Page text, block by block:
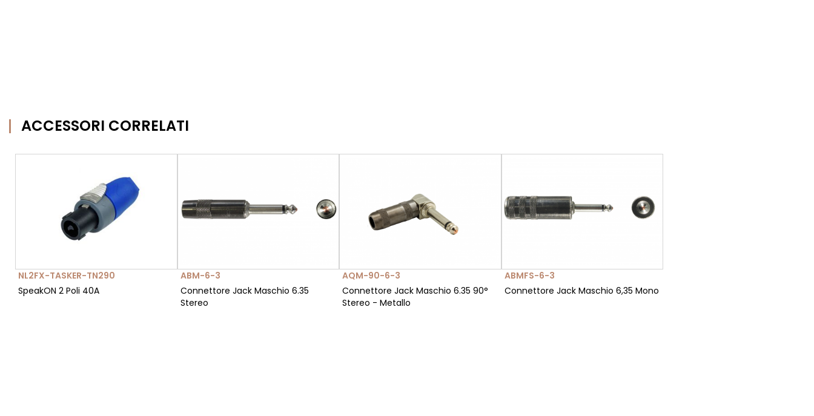
ACCESSORI CORRELATI
NL2FX-TASKER-TN290
SpeakON 2 Poli 40A
ABM-6-3
Connettore Jack Maschio 6.35
Stereo
AQM-90-6-3
Connettore Jack Maschio 6.35 90°
Stereo - Metallo
ABMFS-6-3
Connettore Jack Maschio 6,35 Mono